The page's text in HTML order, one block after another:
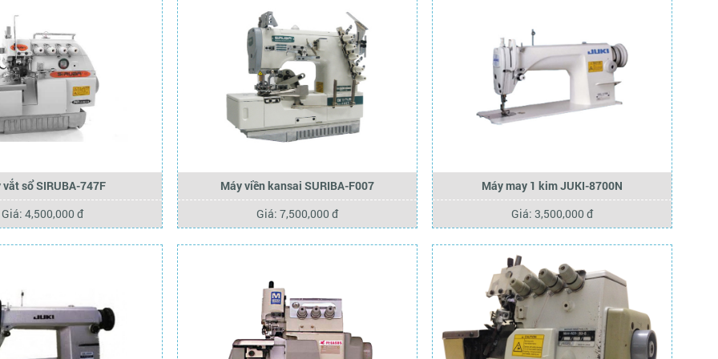
vắt sổ SIRUBA-747F
Giá: 4,500,000 đ
Máy viền kansai SURIBA-F007
Giá: 7,500,000 đ
Máy may 1 kim JUKI-8700N
Giá: 3,500,000 đ